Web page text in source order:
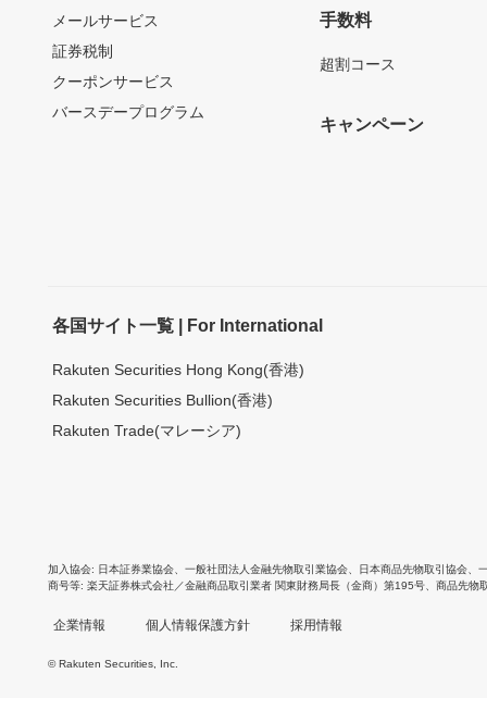
メールサービス
証券税制
クーポンサービス
バースデープログラム
手数料
超割コース
キャンペーン
各国サイト一覧 | For International
Rakuten Securities Hong Kong(香港)
Rakuten Securities Bullion(香港)
Rakuten Trade(マレーシア)
加入協会 日本証券業協会 一般社団法人金融先物取引業協会 日本商品先物取引協会
商号等 楽天証券株式会社／金融商品取引業者 関東財務局長（金商）第195号、商品先物
企業情報 個人情報保護方針 採用情報
© Rakuten Securities, Inc.